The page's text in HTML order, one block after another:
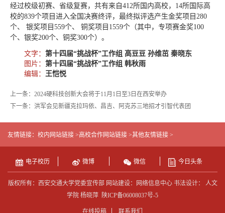
经过校级初赛、省级复赛，共有来自412所国内高校，14所国际高
校的839个项目进入全国决赛终评，最终拟评选产生金奖项目280
个、 银奖项目559个、 铜奖项目1559个（其中，专项赛金奖100
个、银奖200个、铜奖300个）。
文字： 第十四届“挑战杯”工作组 高豆豆 孙维茁 秦晓东
图片： 第十四届“挑战杯”工作组 韩秋雨
编辑： 王恺悦
上一条：2024硬科技创新大会将于11月1日至3日在西安举办
下一条：洪军会见新疆克拉玛依、昌吉、阿克苏三地招才引智代表团
友情链接： 校内网站链接 >高校合作网站链接 >其他友情链接 >
电子校历 微博 微信 今日头条
版权所有：西安交通大学党委宣传部 网站建设：网络信息中心 书法设计： 人文
学院 杨晓萍 陕ICP备06008037号-5
在线投稿 联系我们